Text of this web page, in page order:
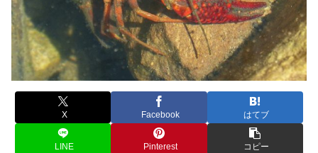
X Facebook はてブ
LINE Pinterest コピー